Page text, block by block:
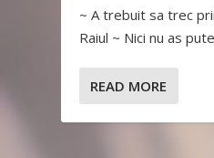
~ A trebuit sa trec
Raiul ~ Nici nu as
READ MORE